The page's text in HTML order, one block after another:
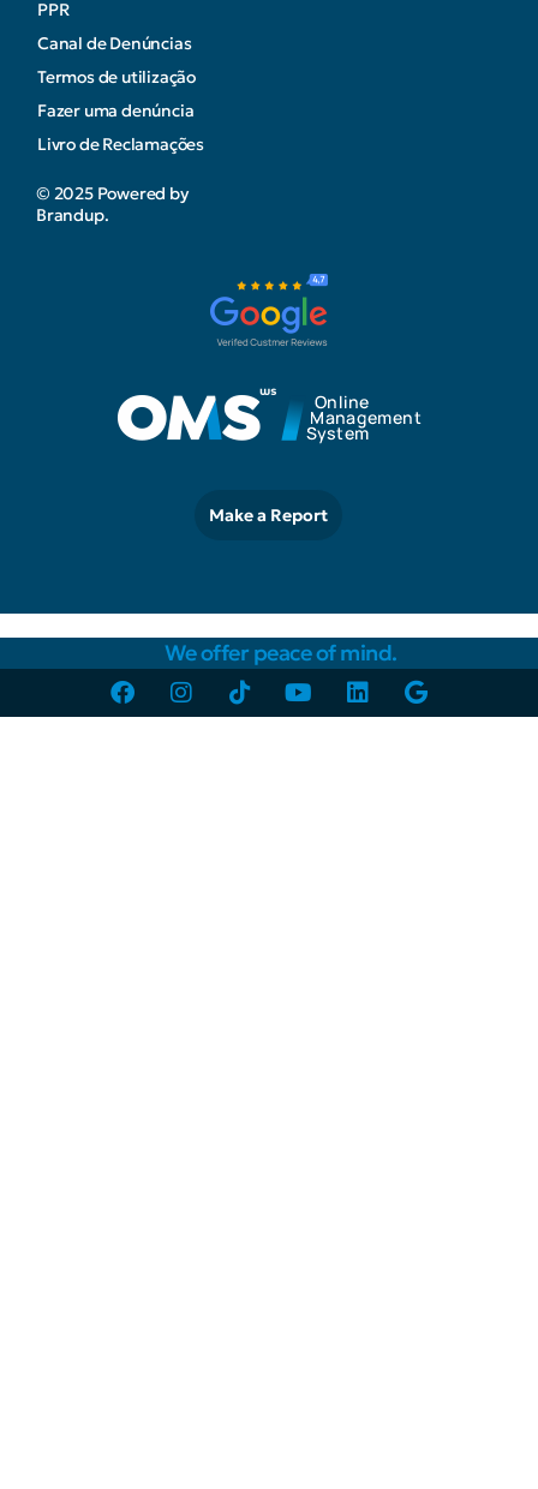
PPR
Canal de Denúncias
Termos de utilização
Fazer uma denúncia
Livro de Reclamações
© 2025 Powered by
Brandup.
Make a Report
We offer peace of mind.